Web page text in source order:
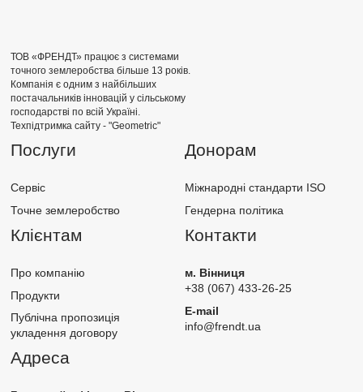
ТОВ «ФРЕНДТ» працює з системами
точного землеробства більше 13 років.
Компанія є одним з найбільших
постачальників інновацій у сільському
господарстві по всій Україні.
Техпідтримка сайту -"Geometric"
Послуги
Сервіс
Точне землеробство
Донорам
Міжнародні стандарти ISO
Гендерна політика
Клієнтам
Про компанію
Продукти
Публічна пропозиція
укладення договору
Контакти
м. Вінниця
+38 (067) 433-26-25
E-mail
info@frendt.ua
Адреса